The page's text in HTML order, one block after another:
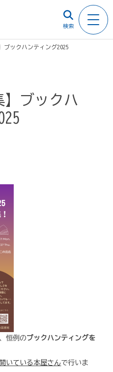
検索
ブックハンティング2025
】ブックハ
恒例のブックハンティングを
いている本屋さんで行いま